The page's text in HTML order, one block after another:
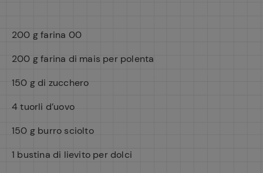
200 g farina 00
200 g farina di mais per polenta
150 g di zucchero
4 tuorli d’uovo
150 g burro sciolto
1 bustina di lievito per dolci